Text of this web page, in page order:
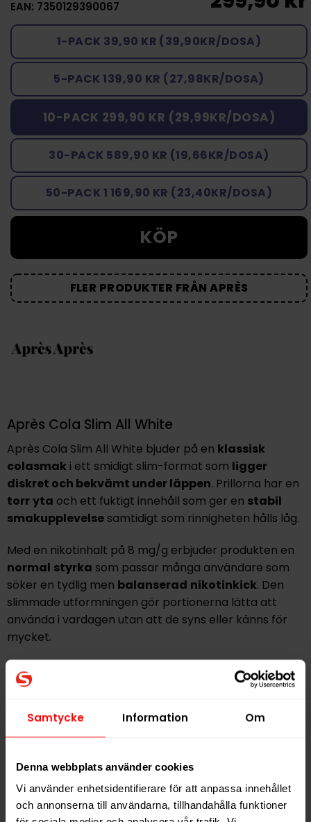
Samtycke Information Om
Denna webbplats använder cookies
Vi använder enhetsidentifierare för att anpassa innehållet
och annonserna till användarna, tillhandahålla funktioner
EAN: 7350129390067
1-PACK 39,90 KR (39,90KR/DOSA)
5-PACK 139,90 KR (27,98KR/DOSA)
10-PACK 299,90 KR (29,99KR/DOSA)
30-PACK 589,90 KR (19,66KR/DOSA)
50-PACK 1 169,90 KR (23,40KR/DOSA)
KÖP
FLER PRODUKTER FRÅN APRÈS
Après Cola Slim All White
Après Cola Slim All White bjuder på en klassisk
colasmaki ett smidigt slim-format som ligger
diskret och bekvämt under läppen. Prillorna har en
torryta och ett fuktigt innehåll som ger en stabil
smakupplevelsesamtidigt som rinnigheten hålls låg.
Med en nikotinhalt på 8 mg/g erbjuder produkten en
normal styrka som passar många användare som
söker en tydlig men balanserad nikotinkick. Den
slimmade utformningen gör portionerna lätta att
använda i vardagen utan att de syns eller känns för
mycket.
Efter traditionen från svenska Après Nicotine AB
tillverkas även denna variant helt utan tobak, baseras
Stockholm.Ett moderntvalför dig som vill
kombinera en välkänd smak med hög kvalitet i all
Hitta alla produkter från Après